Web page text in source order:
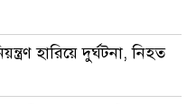
হারিয়ে দুর্ঘটনা, নিহত